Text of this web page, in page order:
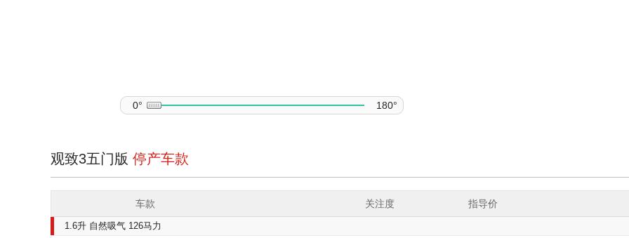
0° 180°
观致3五门版 停产车款
车款 关注度 指导价
1.6升 自然吸气 126马力